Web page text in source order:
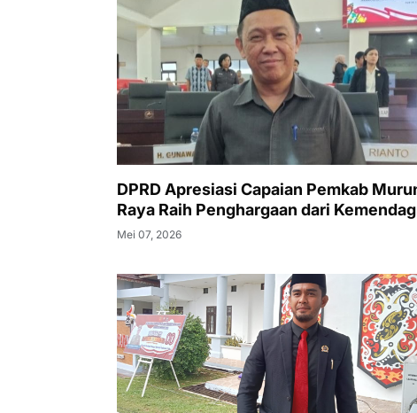
DPRD Apresiasi Capaian Pemkab
Raya Raih Penghargaan dari
Mei 07, 2026